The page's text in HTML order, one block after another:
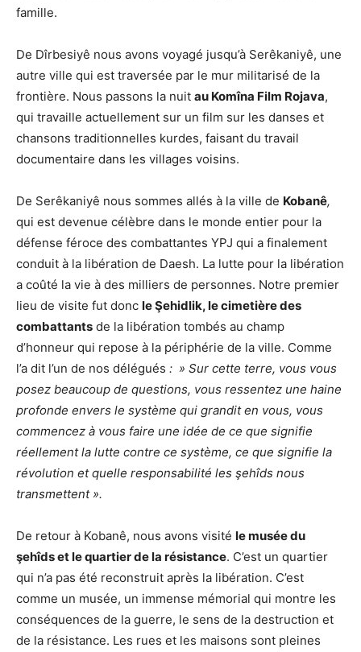
famille.
De Dîrbesiyê nous avons voyagé jusqu’à Serêkaniyê, une
autre ville qui est traversée par le mur militarisé de la
frontière. Nous passons la nuit au Komîna Film Rojava,
qui travaille actuellement sur un film sur les danses et
chansons traditionnelles kurdes, faisant du travail
documentaire dans les villages voisins.
De Serêkaniyê nous sommes allés à la ville de Kobanê,
qui est devenue célèbre dans le monde entier pour la
défense féroce des combattantes YPJ qui a finalement
conduit à la libération de Daesh. La lutte pour la libération
a coûté la vie à des milliers de personnes. Notre premier
lieu de visite fut donc le Şehidlik, le cimetière des
combattants de la libération tombés au champ
d’honneur qui repose à la périphérie de la ville. Comme
l’a dit l’un de nos délégués : » Sur cette terre, vous vous
posez beaucoup de questions, vous ressentez une haine
profonde envers le système qui grandit en vous, vous
commencez à vous faire une idée de ce que signifie
réellement la lutte contre ce système, ce que signifie la
révolution et quelle responsabilité les şehîds nous
transmettent ».
De retour à Kobanê, nous avons visité le musée du
şehîds et le quartier de la résistance. C’est un quartier
qui n’a pas été reconstruit après la libération. C’est
comme un musée, un immense mémorial qui montre les
conséquences de la guerre, le sens de la destruction et
de la résistance. Les rues et les maisons sont pleines